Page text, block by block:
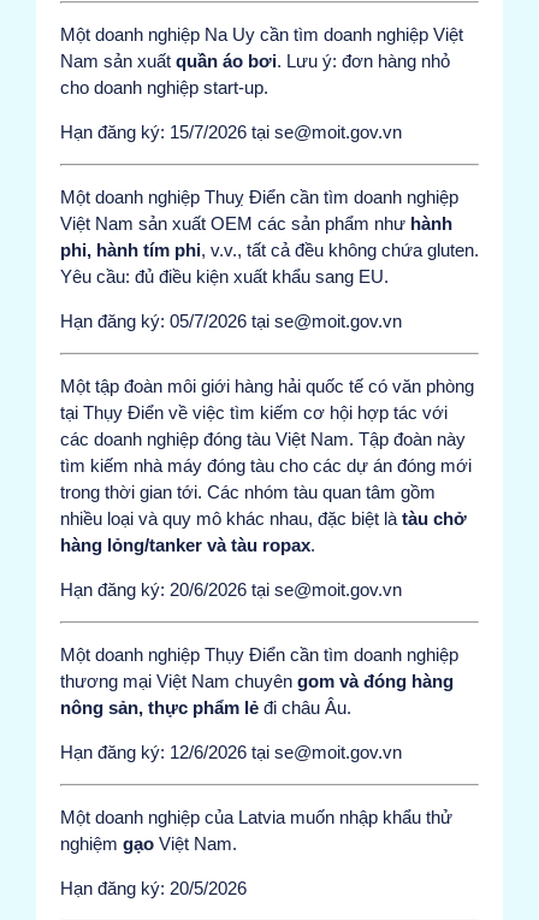
Một doanh nghiệp Na Uy cần tìm doanh nghiệp Việt
Nam sản xuất quần áo bơi. Lưu ý: đơn hàng nhỏ
cho doanh nghiệp start-up.
Hạn đăng ký: 15/7/2026 tại se@moit.gov.vn
Một doanh nghiệp Thuỵ Điển cần tìm doanh nghiệp
Việt Nam sản xuất OEM các sản phẩm như hành
phi, hành tím phi, v.v., tất cả đều không chứa gluten.
Yêu cầu: đủ điều kiện xuất khẩu sang EU.
Hạn đăng ký: 05/7/2026 tại se@moit.gov.vn
Một tập đoàn môi giới hàng hải quốc tế có văn phòng
tại Thụy Điển về việc tìm kiếm cơ hội hợp tác với
các doanh nghiệp đóng tàu Việt Nam. Tập đoàn này
tìm kiếm nhà máy đóng tàu cho các dự án đóng mới
trong thời gian tới. Các nhóm tàu quan tâm gồm
nhiều loại và quy mô khác nhau, đặc biệt là tàu chở
hàng lỏng/tanker và tàu ropax.
Hạn đăng ký: 20/6/2026 tại se@moit.gov.vn
Một doanh nghiệp Thụy Điển cần tìm doanh nghiệp
thương mại Việt Nam chuyên gom và đóng hàng
nông sản, thực phẩm lẻ đi châu Âu.
Hạn đăng ký: 12/6/2026 tại se@moit.gov.vn
Một doanh nghiệp của Latvia muốn nhập khẩu thử
nghiệm gạo Việt Nam.
Hạn đăng ký: 20/5/2026